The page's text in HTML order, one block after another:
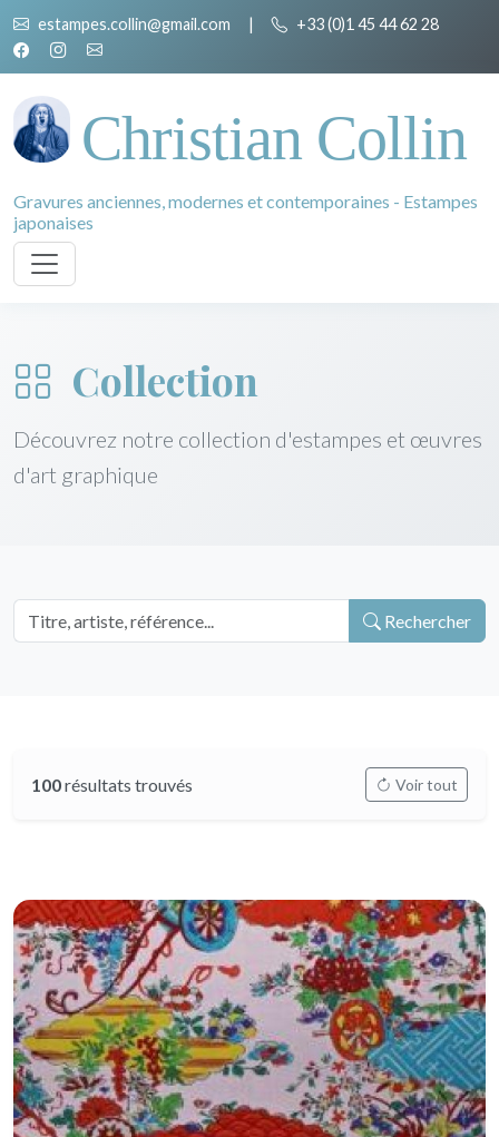
estampes.collin@gmail.com | +33 (0)1 45 44 62 28
Christian Collin
Gravures anciennes, modernes et contemporaines - Estampes
japonaises
Collection
Découvrez notre collection d'estampes et œuvres
d'art graphique
Rechercher
100résultats trouvés Voir tout